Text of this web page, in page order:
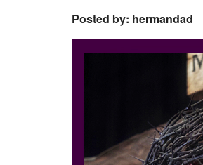
Posted by: hermandad